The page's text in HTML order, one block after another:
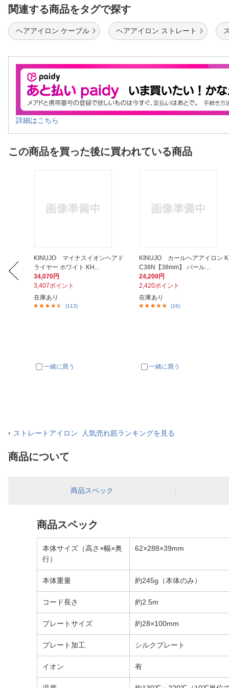
関連する商品をタグで探す
ヘアアイロン ケーブル ヘアアイロン ストレート
詳細はこちら
この商品を買った後に買われている商品
KINUJO マイナスイオンヘアド
ライヤー ホワイト KH...
34,070円
3,407ポイント
在庫あり
(113)
一緒に買う
KINUJO カールヘアアイロン K
C38N【38mm】 パール...
24,200円
2,420ポイント
在庫あり
(16)
一緒に買う
ストレートアイロン 人気売れ筋ランキングを見る
商品について
商品スペック
商品スペック
本体サイズ（高さ×幅×奥
行）
62×288×39mm
本体重量 約245g（本体のみ）
コード長さ 約2.5m
プレートサイズ 約28×100mm
プレート加工 シルクプレート
イオン 有